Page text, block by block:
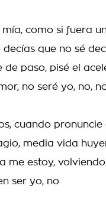
mía, como si fuera
decías que no sé
de paso, pisé el
no seré yo, no,
cuando pronuncie
media vida
me estoy,
ser yo, no